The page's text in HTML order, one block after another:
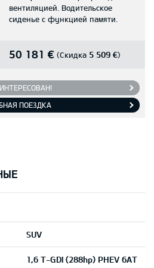
вентиляцией. Водительское
сиденье с функцией памяти.
50 181 € (Скидка 5 509 €)
ПОЕЗДКА
SUV
1,6 T-GDI (288hp) PHEV 6AT